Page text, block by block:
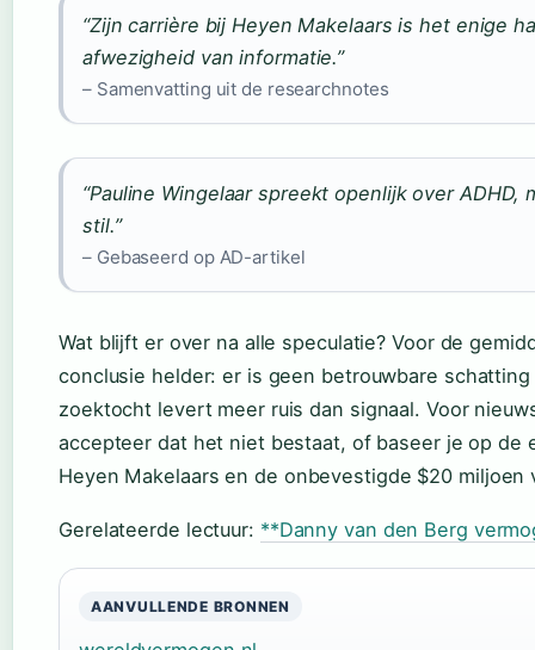
“Zijn carrière bij Heyen Makelaars is het enige
afwezigheid van informatie.”
– Samenvatting uit de researchnotes
“Pauline Wingelaar spreekt openlijk over
stil.”
– Gebaseerd op AD-artikel
Wat blijft er over na alle speculatie? Voor de
conclusie helder: er is geen betrouwbare
zoektocht levert meer ruis dan signaal. Voor
accepteer dat het niet bestaat, of baseer je op de
Heyen Makelaars en de onbevestigde $20
Gerelateerde lectuur: **Danny van den Berg
AANVULLENDE BRONNEN